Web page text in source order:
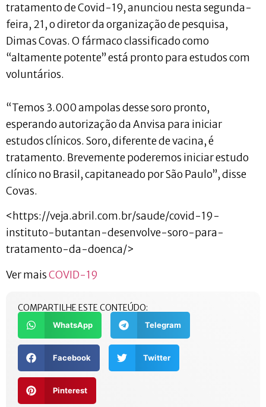
tratamento de Covid-19, anunciou nesta segunda-
feira, 21, o diretor da organização de pesquisa,
Dimas Covas. O fármaco classificado como
“altamente potente” está pronto para estudos com
voluntários.
“Temos 3.000 ampolas desse soro pronto,
esperando autorização da Anvisa para iniciar
estudos clínicos. Soro, diferente de vacina, é
tratamento. Brevemente poderemos iniciar estudo
clínico no Brasil, capitaneado por São Paulo”, disse
Covas.
<https://veja.abril.com.br/saude/covid-19-
instituto-butantan-desenvolve-soro-para-
tratamento-da-doenca/>
Ver maisCOVID-19
COMPARTILHE ESTE CONTEÚDO:
WhatsApp Telegram
Facebook Twitter
Pinterest